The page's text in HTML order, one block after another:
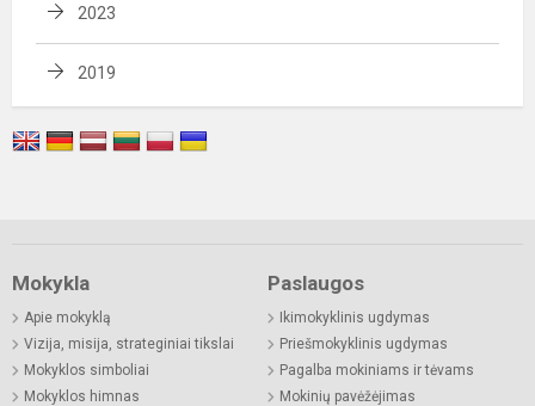
2023
2019
Mokykla
Apie mokyklą
Vizija, misija, strateginiai tikslai
Mokyklos simboliai
Mokyklos himnas
Paslaugos
Ikimokyklinis ugdymas
Priešmokyklinis ugdymas
Pagalba mokiniams ir tėvams
Mokinių pavėžėjimas